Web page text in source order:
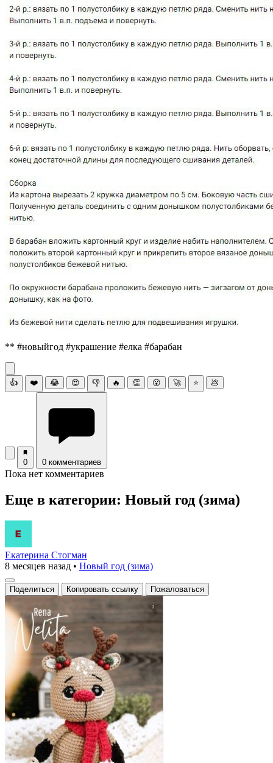
** #новыйгод #украшение #елка #барабан
👍 ❤️ 😂 😍 👎 🔥 👏 😮 🚀 ⭐ 💩
0 0 комментариев
Пока нет комментариев
Еще в категории: Новый год (зима)
Екатерина Стогман
8 месяцев назад • Новый год (зима)
Поделиться Копировать ссылку Пожаловаться